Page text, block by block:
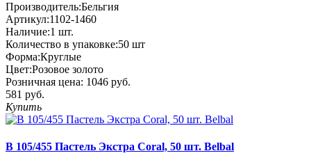
Производитель:Бельгия
Артикул:1102-1460
Наличие:1 шт.
Количество в упаковке:50 шт
Форма:Круглые
Цвет:Розовое золото
Розничная цена: 1046 руб.
581 руб.
Купить
В 105/455 Пастель Экстра Coral, 50 шт. Belbal